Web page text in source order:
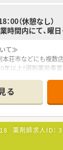
給制度により日頃の
：00（休憩なし）
時間内にて、曜
て≫
本荘市などにも複数
年以上！調剤薬局事
る
薬剤師求人ID：